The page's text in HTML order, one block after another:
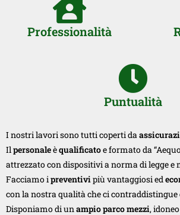
Professionalità
Puntualità
I nostri lavori sono tutti coperti da
Ilpersonaleèqualificatoe formato da
attrezzato con dispositivi a norma di legge e
Facciamo ipreventivipiù vantaggiosi ed
con la nostra qualità che ci
Disponiamo di unampio parco mezzi,